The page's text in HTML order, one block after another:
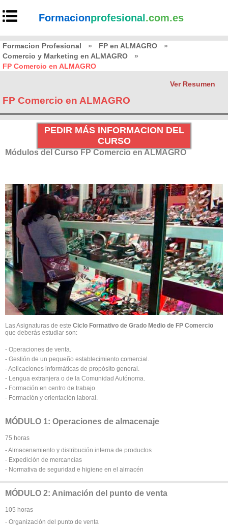
Formacionprofesional .com.es
Formacion Profesional » FP en ALMAGRO
»
Comercio y Marketing en ALMAGRO
»
FP Comercio en ALMAGRO
Ver Resumen
FP Comercio en ALMAGRO
PEDIR MÁS INFORMACION DEL
CURSO
Módulos del Curso FP Comercio en ALMAGRO
Las Asignaturas de este Ciclo Formativo de Grado Medio de FP Comercio
que deberás estudiar son:
- Operaciones de venta.
- Gestión de un pequeño establecimiento comercial.
- Aplicaciones informáticas de propósito general.
- Lengua extranjera o de la Comunidad Autónoma.
- Formación en centro de trabajo
- Formación y orientación laboral.
MÓDULO 1: Operaciones de almacenaje
75 horas
- Almacenamiento y distribución interna de productos
- Expedición de mercancías
- Normativa de seguridad e higiene en el almacén
MÓDULO 2: Animación del punto de venta
105 horas
- Organización del punto de venta